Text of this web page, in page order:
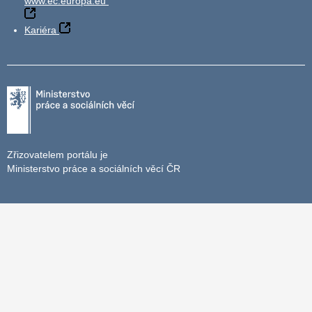
Kariéra
Zřizovatelem portálu je
Ministerstvo práce a sociálních věcí ČR